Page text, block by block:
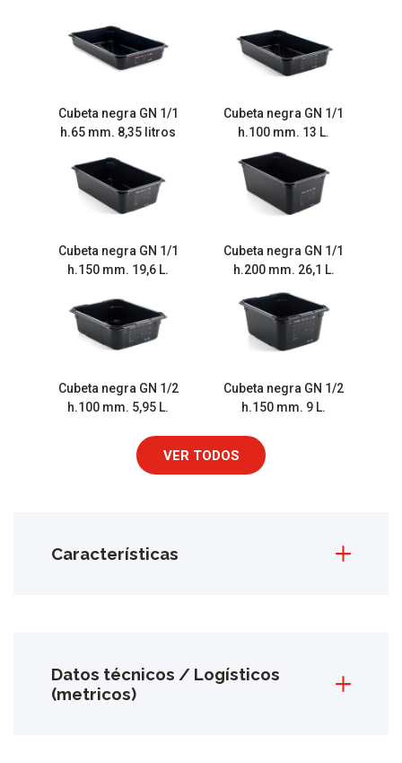
Cubeta negra GN 1/1
h.65 mm. 8,35 litros
Cubeta negra GN 1/1
h.100 mm. 13 L.
Cubeta negra GN 1/1
h.150 mm. 19,6 L.
Cubeta negra GN 1/1
h.200 mm. 26,1 L.
Cubeta negra GN 1/2
h.100 mm. 5,95 L.
Cubeta negra GN 1/2
h.150 mm. 9 L.
VER TODOS
Características
Datos técnicos / Logísticos
(metricos)